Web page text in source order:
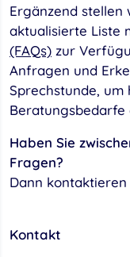
Ergänzend
aktualisierte Liste
(FAQs) zur
Anfragen und
Sprechstunde,
Beratungsbedarfe
Haben Sie
Fragen?
Dann
Kontakt